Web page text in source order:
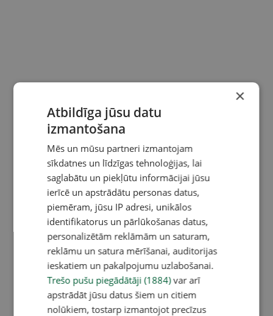
×
Atbildīga jūsu datu
izmantošana
Mēs un mūsu partneri izmantojam
sīkdatnes un līdzīgas tehnoloģijas, lai
saglabātu un piekļūtu informācijai jūsu
ierīcē un apstrādātu personas datus,
piemēram, jūsu IP adresi, unikālos
identifikatorus un pārlūkošanas datus,
personalizētām reklāmām un saturam,
reklāmu un satura mērīšanai, auditorijas
ieskatiem un pakalpojumu uzlabošanai.
Trešo pušu piegādātāji (1884)var arī
apstrādāt jūsu datus šiem un citiem
nolūkiem, tostarp izmantojot precīzus